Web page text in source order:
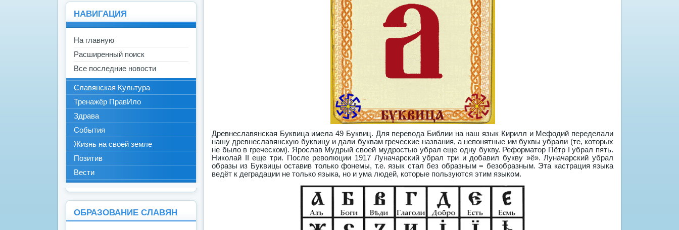
Древнеславянская Буквица имела 49 Буквиц. Для перевода Библии на наш язык Кирилл и Мефодий переделали
нашу древнеславянскую буквицу и дали буквам греческие названия, а непонятные им буквы убрали (те, которых
не было в греческом). Ярослав Мудрый своей мудростью убрал еще одну букву. Реформатор Пётр I убрал пять.
Николай II еще три. После революции 1917 Луначарский убрал три и добавил букву »ё». Луначарский убрал
образы из Буквицы оставив только фонемы, т.е. язык стал без образным = безобразным. Эта кастрация языка
ведёт к деградации не только языка, но и ума людей, которые пользуются этим языком.
НАВИГАЦИЯ
На главную
Расширенный поиск
Все последние новости
Славянская Культура
Тренажёр ПравИло
Здрава
События
Жизнь на своей земле
Позитив
Вести
ОБРАЗОВАНИЕ СЛАВЯН